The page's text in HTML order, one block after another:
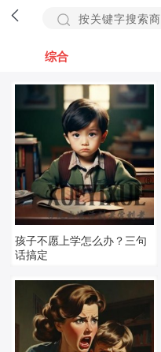
综合
孩子不愿上学怎么办？三句
话搞定